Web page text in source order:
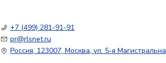
+7 (499) 281-91-91
pr@rlsnet.ru
Россия, 123007, Москва, ул. 5-я